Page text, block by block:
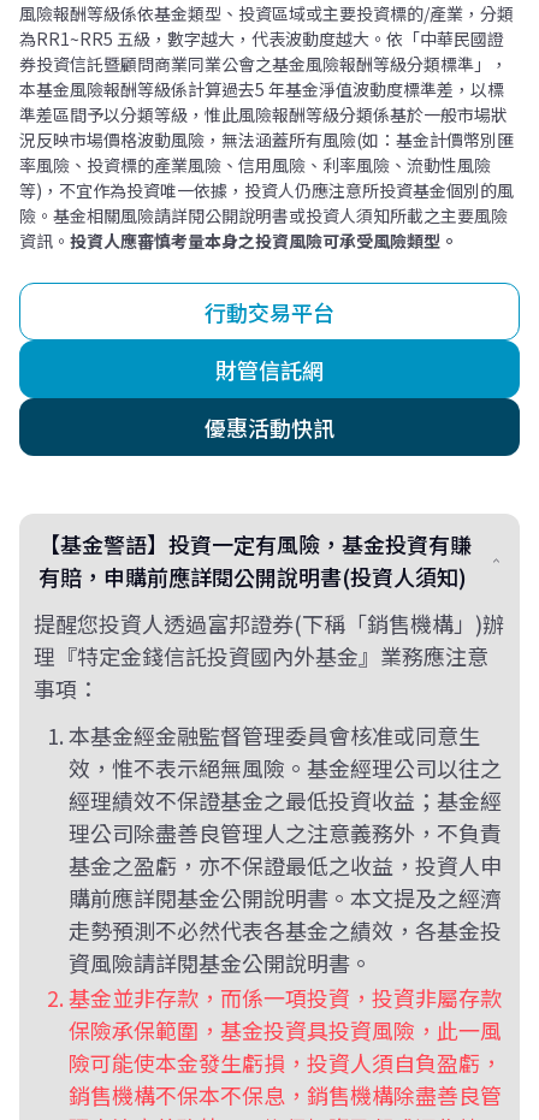
風險報酬等級係依基金類型、投資區域或主要投資標的/產業，分類
為RR1~RR5 五級，數字越大，代表波動度越大。依「中華民國證
券投資信託暨顧問商業同業公會之基金風險報酬等級分類標準」，
本基金風險報酬等級係計算過去5 年基金淨值波動度標準差，以標
準差區間予以分類等級，惟此風險報酬等級分類係基於一般市場狀
況反映市場價格波動風險，無法涵蓋所有風險(如：基金計價幣別匯
率風險、投資標的產業風險、信用風險、利率風險、流動性風險
等)，不宜作為投資唯一依據，投資人仍應注意所投資基金個別的風
險。基金相關風險請詳閱公開說明書或投資人須知所載之主要風險
資訊。 投資人應審慎考量本身之投資風險可承受風險類型。
行動交易平台
財管信託網
優惠活動快訊
【基金警語】投資一定有風險，基金投資有賺
有賠，申購前應詳閱公開說明書(投資人須知)
提醒您投資人透過富邦證券(下稱「銷售機構」)辦
理『特定金錢信託投資國內外基金』業務應注意
事項：
本基金經金融監督管理委員會核准或同意生
效，惟不表示絕無風險。基金經理公司以往之
經理績效不保證基金之最低投資收益；基金經
理公司除盡善良管理人之注意義務外，不負責
基金之盈虧，亦不保證最低之收益，投資人申
購前應詳閱基金公開說明書。本文提及之經濟
走勢預測不必然代表各基金之績效，各基金投
資風險請詳閱基金公開說明書。
基金並非存款，而係一項投資，投資非屬存款
保險承保範圍，基金投資具投資風險，此一風
險可能使本金發生虧損，投資人須自負盈虧，
銷售機構不保本不保息，銷售機構除盡善良管